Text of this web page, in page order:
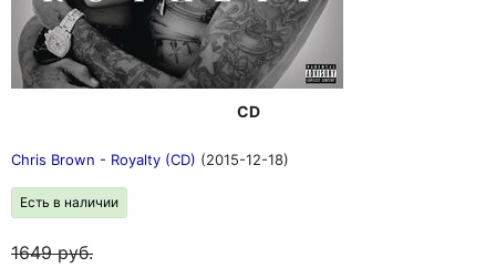
CD
Chris Brown - Royalty (CD) (2015-12-18)
Есть в наличии
1649руб.